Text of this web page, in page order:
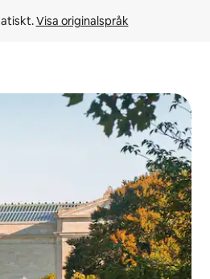
Visa originalspråk